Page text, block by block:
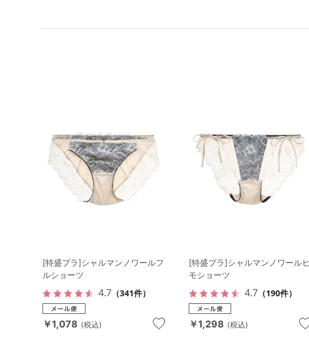
[特盛ブラ]シャルマンノワールフ
ルショーツ
4.7 （341件）
￥1,078 (税込)
[特盛ブラ]シャルマンノワールヒ
モショーツ
4.7（190件）
￥1,298 (税込)